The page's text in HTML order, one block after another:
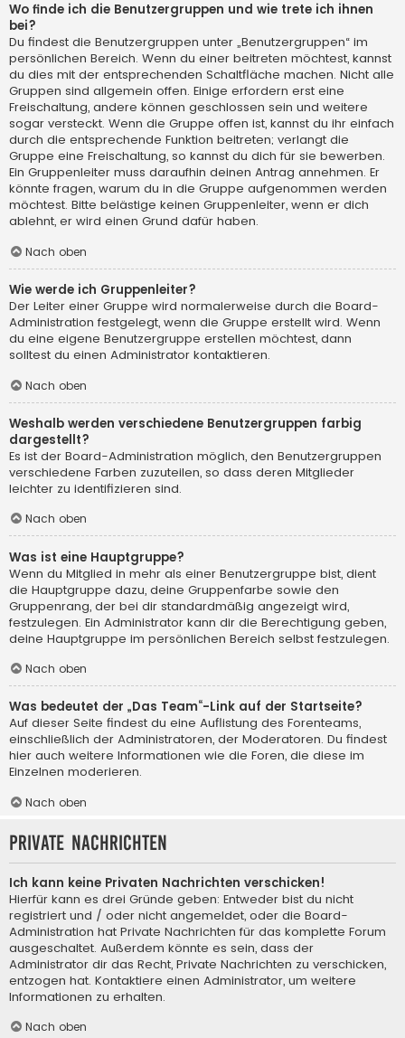
Wo finde ich die Benutzergruppen und wie trete ich ihnen
bei?
Du findest die Benutzergruppen unter „Benutzergruppen“ im
persönlichen Bereich. Wenn du einer beitreten möchtest, kannst
du dies mit der entsprechenden Schaltfläche machen. Nicht alle
Gruppen sind allgemein offen. Einige erfordern erst eine
Freischaltung, andere können geschlossen sein und weitere
sogar versteckt. Wenn die Gruppe offen ist, kannst du ihr einfach
durch die entsprechende Funktion beitreten; verlangt die
Gruppe eine Freischaltung, so kannst du dich für sie bewerben.
Ein Gruppenleiter muss daraufhin deinen Antrag annehmen. Er
könnte fragen, warum du in die Gruppe aufgenommen werden
möchtest. Bitte belästige keinen Gruppenleiter, wenn er dich
ablehnt, er wird einen Grund dafür haben.
Nach oben
Wie werde ich Gruppenleiter?
Der Leiter einer Gruppe wird normalerweise durch die Board-
Administration festgelegt, wenn die Gruppe erstellt wird. Wenn
du eine eigene Benutzergruppe erstellen möchtest, dann
solltest du einen Administrator kontaktieren.
Nach oben
Weshalb werden verschiedene Benutzergruppen farbig
dargestellt?
Es ist der Board-Administration möglich, den Benutzergruppen
verschiedene Farben zuzuteilen, so dass deren Mitglieder
leichter zu identifizieren sind.
Nach oben
Was ist eine Hauptgruppe?
Wenn du Mitglied in mehr als einer Benutzergruppe bist, dient
die Hauptgruppe dazu, deine Gruppenfarbe sowie den
Gruppenrang, der bei dir standardmäßig angezeigt wird,
festzulegen. Ein Administrator kann dir die Berechtigung geben,
deine Hauptgruppe im persönlichen Bereich selbst festzulegen.
Nach oben
Was bedeutet der „Das Team“-Link auf der Startseite?
Auf dieser Seite findest du eine Auflistung des Forenteams,
einschließlich der Administratoren, der Moderatoren. Du findest
hier auch weitere Informationen wie die Foren, die diese im
Einzelnen moderieren.
Nach oben
Private Nachrichten
Ich kann keine Privaten Nachrichten verschicken!
Hierfür kann es drei Gründe geben: Entweder bist du nicht
registriert und / oder nicht angemeldet, oder die Board-
Administration hat Private Nachrichten für das komplette Forum
ausgeschaltet. Außerdem könnte es sein, dass der
Administrator dir das Recht, Private Nachrichten zu verschicken,
entzogen hat. Kontaktiere einen Administrator, um weitere
Informationen zu erhalten.
Nach oben